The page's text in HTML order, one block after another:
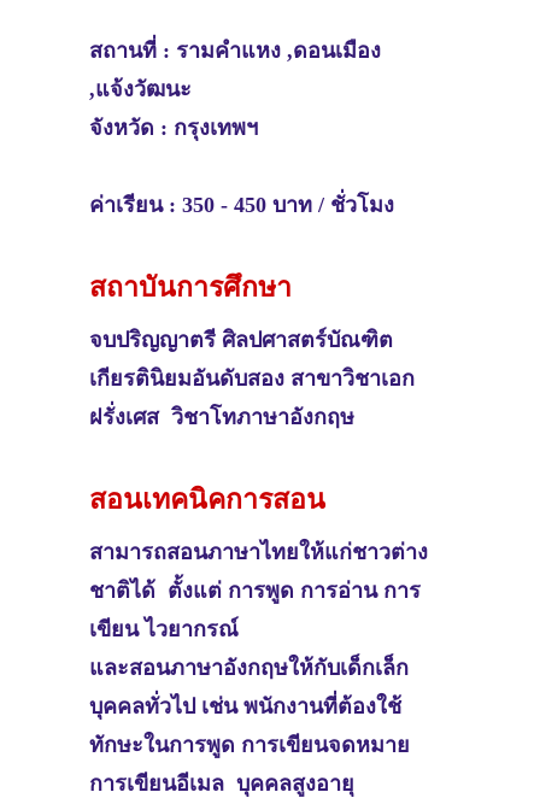
สถานที่ : รามคำแหง ,ดอนเมือง
,แจ้งวัฒนะ
จังหวัด : กรุงเทพฯ
ค่าเรียน : 350 - 450 บาท / ชั่วโมง
สถาบันการศึกษา
จบปริญญาตรี ศิลปศาสตร์บัณฑิต
เกียรตินิยมอันดับสอง สาขาวิชาเอก
ฝรั่งเศส วิชาโทภาษาอังกฤษ
สอนเทคนิคการสอน
สามารถสอนภาษาไทยให้แก่ชาวต่าง
ชาติได้ ตั้งแต่ การพูด การอ่าน การ
เขียน ไวยากรณ์
และสอนภาษาอังกฤษให้กับเด็กเล็ก
บุคคลทั่วไป เช่น พนักงานที่ต้องใช้
ทักษะในการพูด การเขียนจดหมาย
การเขียนอีเมล บุคคลสูงอายุ